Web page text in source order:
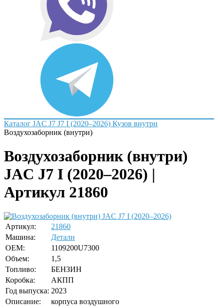
Каталог JAC J7 J7 I (2020–2026) Кузов внутри
Воздухозаборник (внутри)
Воздухозаборник (внутри)
JAC J7 I (2020–2026) |
Артикул 21860
Артикул:
21860
Машина:
Детали
OEM:
1109200U7300
Объем:
1,5
Топливо:
БЕНЗИН
Коробка:
АКПП
Год выпуска: 2023
Описание:
корпуса воздушного